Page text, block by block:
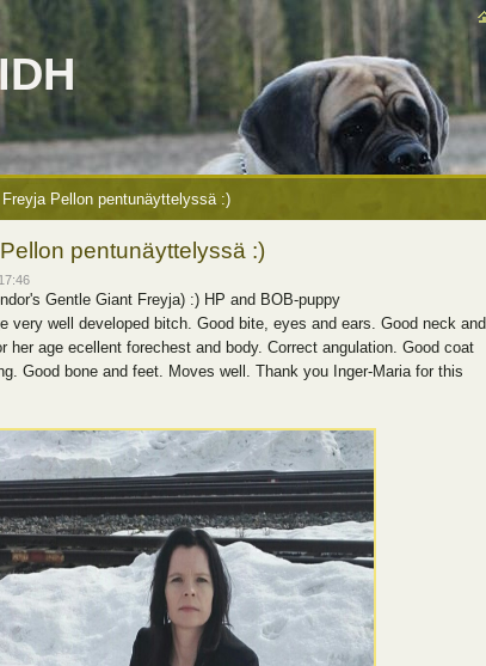
Freyja Pellon pentunäyttelyssä :)
pentunäyttelyssä :)
Gentle Giant Freyja) :)HP and BOB-puppy
very well developed bitch. Good bite, eyes and ears. Good neck and
her age ecellent forechest and body. Correct angulation. Good coat
Good bone and feet. Moves well. Thank you Inger-Maria for this